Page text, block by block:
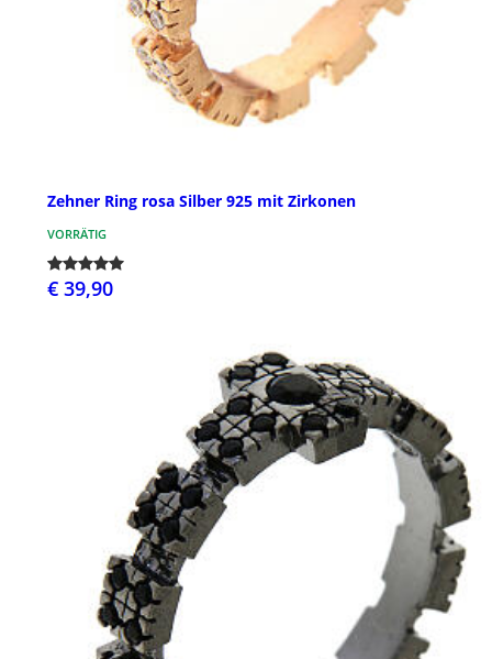
Zehner Ring rosa Silber 925 mit Zirkonen
VORRÄTIG
€ 39,90